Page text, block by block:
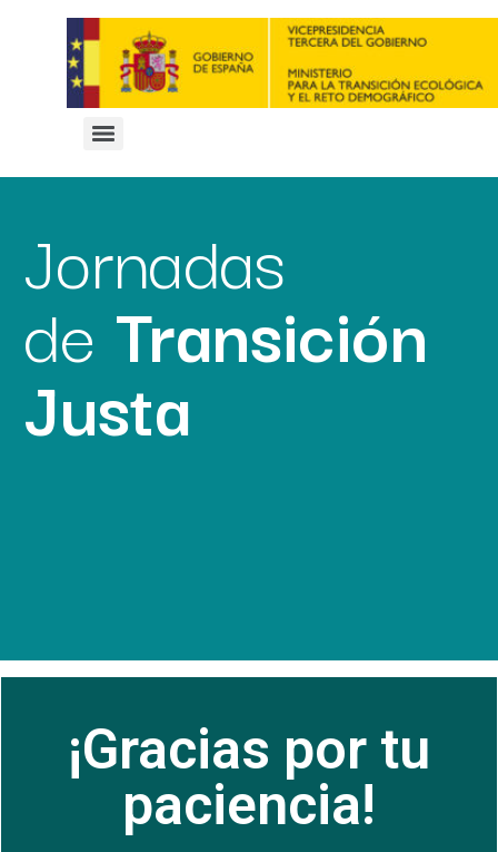
Jornadas
de Transición
Justa
¡Gracias por tu
paciencia!